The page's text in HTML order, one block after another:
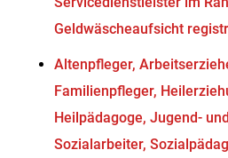
Geldwäscheaufsicht
Altenpfleger,
Familienpfleger,
Heilpädagoge, Jugend-
Sozialarbeiter,